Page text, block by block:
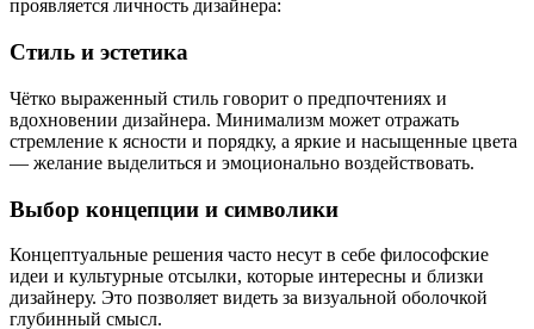
проявляется личность дизайнера:
Стиль и эстетика
Чётко выраженный стиль говорит о предпочтениях и
вдохновении дизайнера. Минимализм может отражать
стремление к ясности и порядку, а яркие и насыщенные цвета
— желание выделиться и эмоционально воздействовать.
Выбор концепции и символики
Концептуальные решения часто несут в себе философские
идеи и культурные отсылки, которые интересны и близки
дизайнеру. Это позволяет видеть за визуальной оболочкой
глубинный смысл.